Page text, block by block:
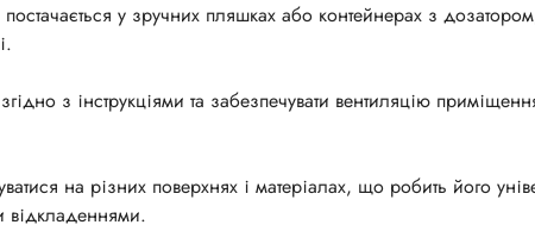
у зручних пляшках або контейнерах з
з інструкціями та забезпечувати вентиляцію
на різних поверхнях і матеріалах, що робить його
відкладеннями.